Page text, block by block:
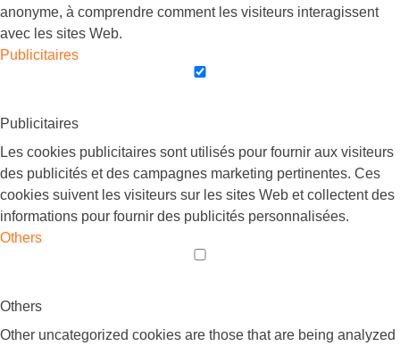
anonyme, à comprendre comment les visiteurs interagissent
avec les sites Web.
Publicitaires
Publicitaires
Les cookies publicitaires sont utilisés pour fournir aux visiteurs
des publicités et des campagnes marketing pertinentes. Ces
cookies suivent les visiteurs sur les sites Web et collectent des
informations pour fournir des publicités personnalisées.
Others
Others
Other uncategorized cookies are those that are being analyzed